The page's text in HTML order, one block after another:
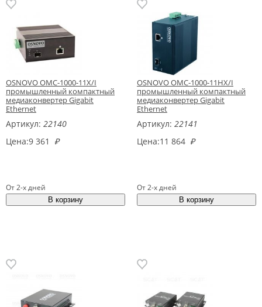
OSNOVO OMC-1000-11X/I
промышленный компактный
медиаконвертер Gigabit
Ethernet
Артикул: 22140
Цена:9 361 ₽
От 2-х дней
OSNOVO OMC-1000-11HX/I
промышленный компактный
медиаконвертер Gigabit
Ethernet
Артикул: 22141
Цена:11 864 ₽
От 2-х дней